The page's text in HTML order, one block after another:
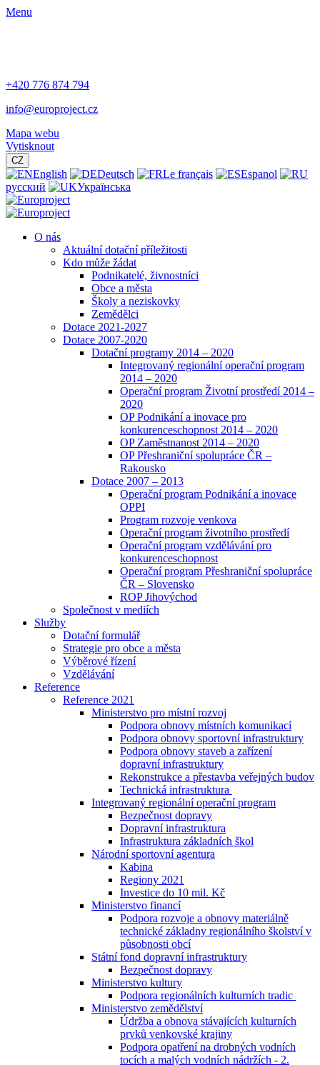
Menu
+420 776 874 794
info@europroject.cz
Mapa webu
Vytisknout
CZ
English Deutsch Le français
Espanol
русский
Українська
O nás
Aktuální dotační příležitosti
Kdo může žádat
Podnikatelé, živnostníci
Obce a města
Školy a neziskovky
Zemědělci
Dotace 2021-2027
Dotace 2007-2020
Dotační programy 2014 – 2020
Integrovaný regionální operační program
2014 – 2020
Operační program Životní prostředí 2014 –
2020
OP Podnikání a inovace pro
konkurenceschopnost 2014 – 2020
OP Zaměstnanost 2014 – 2020
OP Přeshraniční spolupráce ČR –
Rakousko
Dotace 2007 – 2013
Operační program Podnikání a inovace
OPPI
Program rozvoje venkova
Operační program životního prostředí
Operační program vzdělávání pro
konkurenceschopnost
Operační program Přeshraniční spolupráce
ČR – Slovensko
ROP Jihovýchod
Společnost v mediích
Služby
Dotační formulář
Strategie pro obce a města
Výběrové řízení
Vzdělávání
Reference
Reference 2021
Ministerstvo pro místní rozvoj
Podpora obnovy místních komunikací
Podpora obnovy sportovní infrastruktury
Podpora obnovy staveb a zařízení
dopravní infrastruktury
Rekonstrukce a přestavba veřejných budov
Technická infrastruktura
Integrovaný regionální operační program
Bezpečnost dopravy
Dopravní infrastruktura
Infrastruktura základních škol
Národní sportovní agentura
Kabina
Regiony 2021
Investice do 10 mil. Kč
Ministerstvo financí
Podpora rozvoje a obnovy materiálně
technické základny regionálního školství v
působnosti obcí
Státní fond dopravní infrastruktury
Bezpečnost dopravy
Ministerstvo kultury
Podpora regionálních kulturních tradic
Ministerstvo zemědělství
Údržba a obnova stávajících kulturních
prvků venkovské krajiny
Podpora opatření na drobných vodních
tocích a malých vodních nádržích - 2.